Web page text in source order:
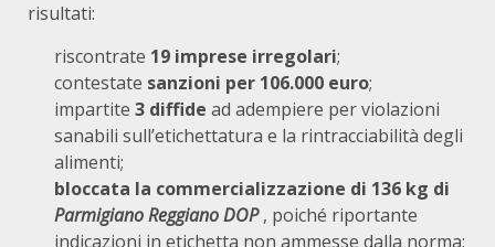
risultati:
riscontrate 19 imprese irregolari;
contestate sanzioni per 106.000 euro;
impartite 3 diffide ad adempiere per violazioni
sanabili sull’etichettatura e la rintracciabilità degli
alimenti;
bloccata la commercializzazione di 136 kg di
Parmigiano Reggiano DOP, poiché riportante
indicazioni in etichetta non ammesse dalla norma;